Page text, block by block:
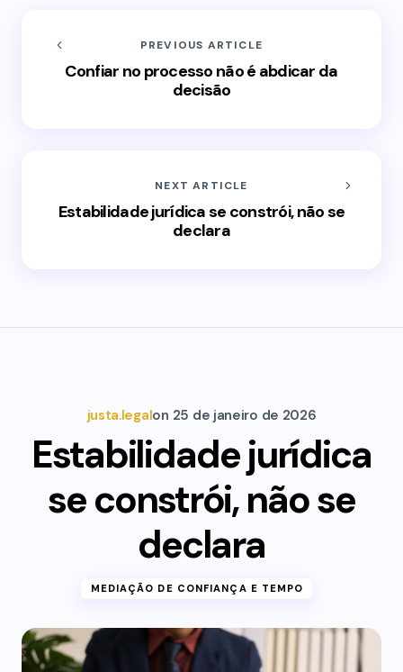
PREVIOUS ARTICLE
Confiar no processo não é abdicar da
decisão
NEXT ARTICLE
Estabilidade jurídica se constrói, não se
declara
justa.legalon 25 de janeiro de 2026
Estabilidade jurídica
se constrói, não se
declara
MEDIAÇÃO DE CONFIANÇA E TEMPO